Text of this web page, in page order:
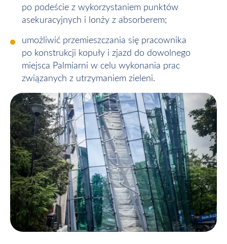
po podeście z wykorzystaniem punktów
asekuracyjnych i lonży z absorberem;
umożliwić przemieszczania się pracownika
po konstrukcji kopuły i zjazd do dowolnego
miejsca Palmiarni w celu wykonania prac
związanych z utrzymaniem zieleni.